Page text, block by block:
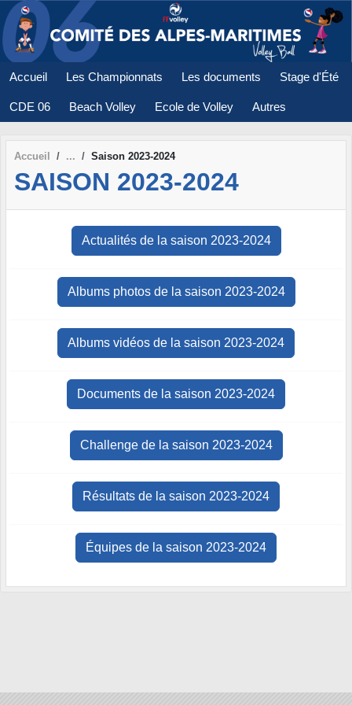
Accueil Les Championnats Les documents Stage d'Été
CDE 06 Beach Volley Ecole de Volley Autres
Accueil Saison 2023-2024
SAISON 2023-2024
Actualités de la saison 2023-2024
Albums photos de la saison 2023-2024
Albums vidéos de la saison 2023-2024
Documents de la saison 2023-2024
Challenge de la saison 2023-2024
Résultats de la saison 2023-2024
Équipes de la saison 2023-2024
Panneau de gestion des cookies